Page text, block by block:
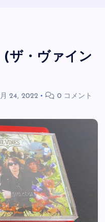
ザ・ヴァイン
24, 2022 0 コメント